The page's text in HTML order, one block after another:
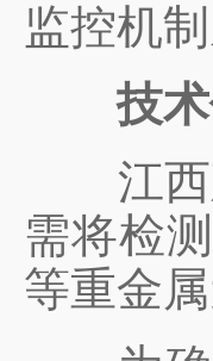
监控机
技术
江西观
需将检
等重金